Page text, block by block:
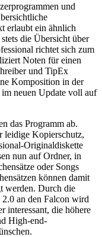
und
erlaubt ein ähnlich
die Übersicht über
richtet sich zum
Noten für einen
und TipEx
Komposition in der
neuen Update voll auf
das Programm ab.
leidige Kopierschutz,
Originaldiskette
nun auf Ordner, in
oder Songs
können damit
werden. Durch die
an den Falcon wird
interessant, die höhere
High-end-